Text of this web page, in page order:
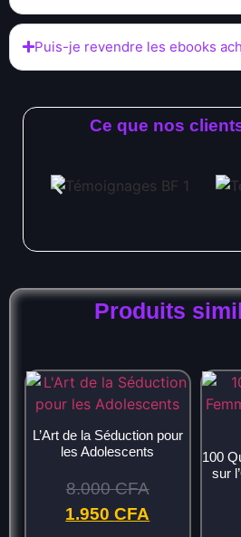
Puis-je revendre les ebooks
Ce que nos
Produits
L’Art de la Séduction pour
les Adolescents
8.000CFA
1.950CFA
100
sur